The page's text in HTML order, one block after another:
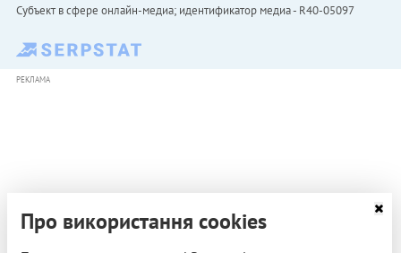
Субъект в сфере онлайн-медиа; идентификатор медиа - R40-05097
РЕКЛАМА
Про використання cookies